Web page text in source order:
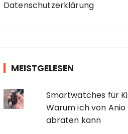
Datenschutzerklärung
MEISTGELESEN
Smartwatches für
Warum ich von Anio
abraten kann